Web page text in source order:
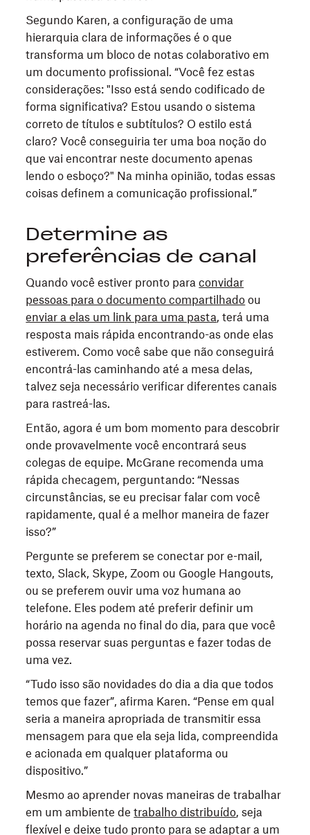
Segundo Karen, a configuração de uma
hierarquia clara de informações é o que
transforma um bloco de notas colaborativo em
um documento profissional. “Você fez estas
considerações: "Isso está sendo codificado de
forma significativa? Estou usando o sistema
correto de títulos e subtítulos? O estilo está
claro? Você conseguiria ter uma boa noção do
que vai encontrar neste documento apenas
lendo o esboço?" Na minha opinião, todas essas
coisas definem a comunicação profissional.”
Determine as
preferências de canal
Quando você estiver pronto paraconvidar
pessoas para o documento compartilhado ou
enviar a elas um link para uma pasta, terá uma
resposta mais rápida encontrando-as onde elas
estiverem. Como você sabe que não conseguirá
encontrá-las caminhando até a mesa delas,
talvez seja necessário verificar diferentes canais
para rastreá-las.
Então, agora é um bom momento para descobrir
onde provavelmente você encontrará seus
colegas de equipe. McGrane recomenda uma
rápida checagem, perguntando: “Nessas
circunstâncias, se eu precisar falar com você
rapidamente, qual é a melhor maneira de fazer
isso?”
Pergunte se preferem se conectar por e-mail,
texto, Slack, Skype, Zoom ou Google Hangouts,
ou se preferem ouvir uma voz humana ao
telefone. Eles podem até preferir definir um
horário na agenda no final do dia, para que você
possa reservar suas perguntas e fazer todas de
uma vez.
“Tudo isso são novidades do dia a dia que todos
temos que fazer”, afirma Karen. “Pense em qual
seria a maneira apropriada de transmitir essa
mensagem para que ela seja lida, compreendida
e acionada em qualquer plataforma ou
dispositivo.”
Mesmo ao aprender novas maneiras de trabalhar
em um ambiente detrabalho distribuído, seja
flexível e deixe tudo pronto para se adaptar a um